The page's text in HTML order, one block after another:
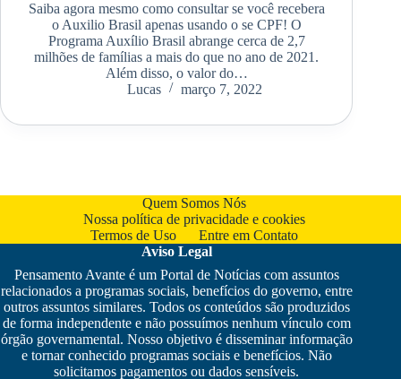
Saiba agora mesmo como consultar se você recebera
o Auxilio Brasil apenas usando o se CPF! O
Programa Auxílio Brasil abrange cerca de 2,7
milhões de famílias a mais do que no ano de 2021.
Além disso, o valor do…
Lucas
março 7, 2022
Quem Somos Nós
Nossa política de privacidade e cookies
Termos de Uso
Entre em Contato
Aviso Legal
Pensamento Avante é um Portal de Notícias com assuntos
relacionados a programas sociais, benefícios do governo, entre
outros assuntos similares. Todos os conteúdos são produzidos
de forma independente e não possuímos nenhum vínculo com
órgão governamental. Nosso objetivo é disseminar informação
e tornar conhecido programas sociais e benefícios. Não
solicitamos pagamentos ou dados sensíveis.